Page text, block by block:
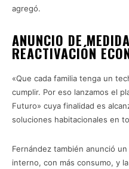
agregó.
ANUNCIO DE
REACTIVACIÓN
«Que cada familia tenga un
cumplir. Por eso lanzamos el
Futuro» cuya finalidad es
soluciones habitacionales en
Fernández también anunció
interno, con más consumo, y